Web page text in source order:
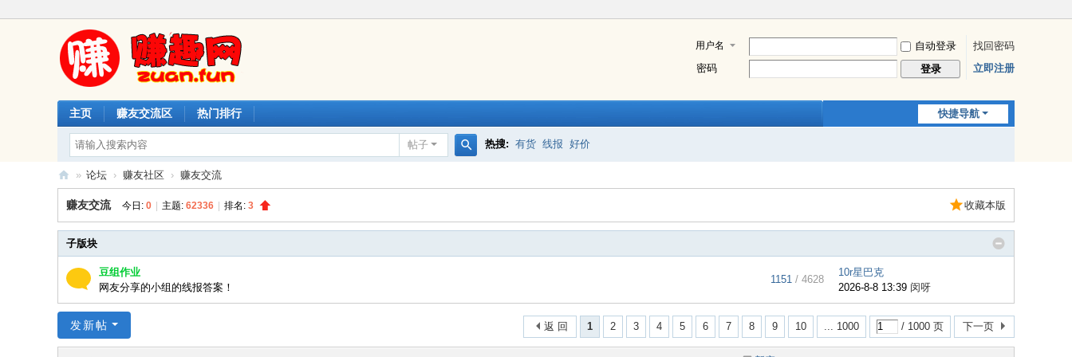
用户名 自动登录
找回密码
密码
登录 立即注册
快捷导航
主页 赚友交流区 热门排行
帖子
索
热搜: 有货 线报 好价
赚
趣
网
» 论坛 › 赚友社区 › 赚友交流
收藏本版
赚友交流 今日: 0 主题: 62336 排名: 3
子版块
豆组作业
网友分享的小组的线报答案！
1151 / 4628
10r星巴克
2026-8-8 13:39 闵呀
1 2 3 4 5 6 7 8 9 10 ... 1000 / 1000 页 下一页
返 回
发新帖